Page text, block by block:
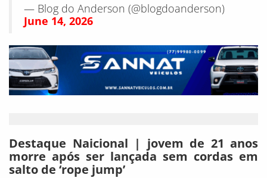
— Blog do Anderson (@blogdoanderson)
June 14, 2026
Destaque Naicional | jovem de 21 anos
morre após ser lançada sem cordas em
salto de ‘rope jump’